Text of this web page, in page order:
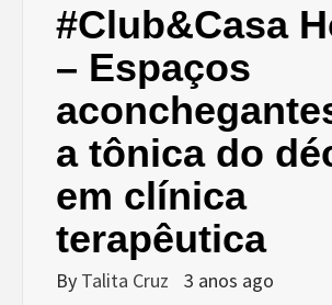
#Club&Casa
– Espaços
a tônica do
em clínica
terapêutica
By Talita Cruz 3 anos ago